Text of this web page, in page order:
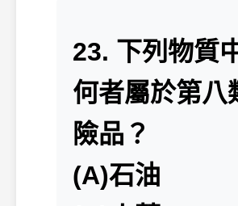
23. 下列物質
何者屬於第八
險品？
(A)石油